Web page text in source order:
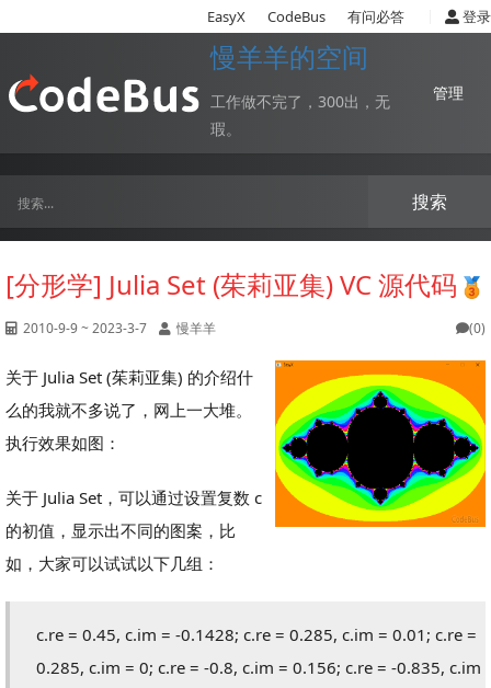
EasyX CodeBus 有问必答 登录
慢羊羊的空间
工作做不完了，300出，无
瑕。
管理
[分形学] Julia Set (茱莉亚集) VC 源代码
2010-9-9 ~ 2023-3-7 慢羊羊 (0)
关于 Julia Set (茱莉亚集) 的介绍什
么的我就不多说了，网上一大堆。
执行效果如图：
关于 Julia Set，可以通过设置复数 c
的初值，显示出不同的图案，比
如，大家可以试试以下几组：
c.re = 0.45, c.im = -0.1428; c.re = 0.285, c.im = 0.01; c.re =
0.285, c.im = 0; c.re = -0.8, c.im = 0.156; c.re = -0.835, c.im
搜索